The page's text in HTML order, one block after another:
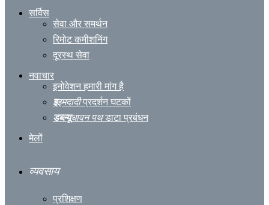
सर्विस
सेवा और समर्थन
रिमोट कमीशनिंग
दूरस्थ सेवा
नवाचार
इनोवेशन हमारी मांग है
इइमदादीप्रदर्शन घटकों
डब्ल्यूधावन पथडाटा प्रबंधन
मेलों
व्यवसाय
प्रशिक्षण